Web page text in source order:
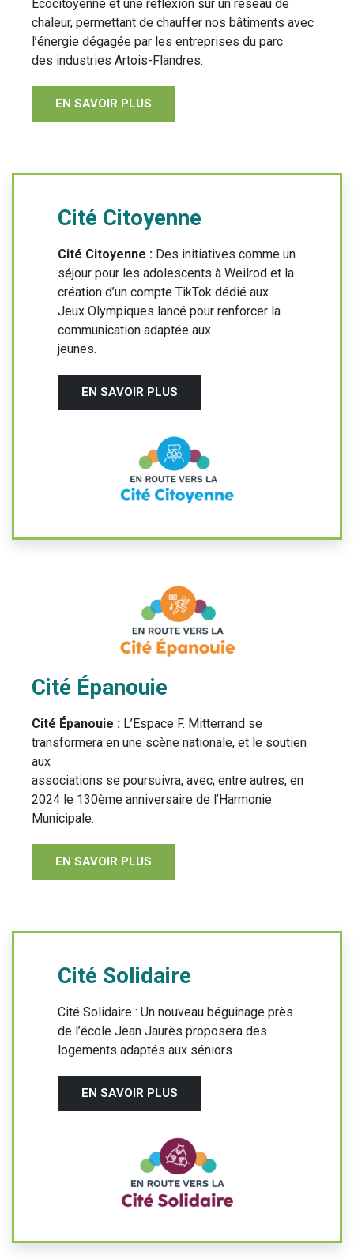
Ecocitoyenne et une réflexion sur un réseau de
chaleur, permettant de chauffer nos bâtiments avec
l’énergie dégagée par les entreprises du parc
des industries Artois-Flandres.
EN SAVOIR PLUS
Cité Citoyenne
Cité Citoyenne : Des initiatives comme un
séjour pour les adolescents à Weilrod et la
création d’un compte TikTok dédié aux
Jeux Olympiques lancé pour renforcer la
communication adaptée aux
jeunes.
EN SAVOIR PLUS
Cité Épanouie
Cité Épanouie : L’Espace F. Mitterrand se
transformera en une scène nationale, et le soutien
aux
associations se poursuivra, avec, entre autres, en
2024 le 130ème anniversaire de l’Harmonie
Municipale.
EN SAVOIR PLUS
Cité Solidaire
Cité Solidaire : Un nouveau béguinage près
de l’école Jean Jaurès proposera des
logements adaptés aux séniors.
EN SAVOIR PLUS